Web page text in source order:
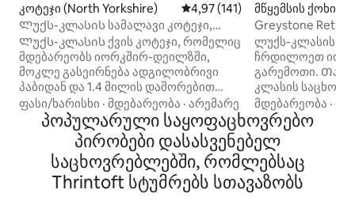
კოტეჯი (North Yorkshire) საშუალო შეფასებაა 5‑დან
4,97 (141)
Ლუქს-კლასის სამალავი კოტეჯი,
რომელიც მდებარეობს იორკშირ-
დეილსში
Ლუქს-კლასის ქვის კოტეჯი, რომელიც
მდებარეობს იორკშირ-დეილზში,
მოკლე გასეირნება ადგილობრივი
პაბიდან და 1.4 მილის დაშორებით
ბაზრის ქალაქ მაშამიდან, სამალავი
შესანიშნავი ადგილია შეშის ღუმელის
წინ მყუდროებისთვის ან ულამაზესი
სოფლის დასათვალიერებლად,
კარიდან სეირნობით. Თანამედროვე
ინტერიერი აერთიანებს თანამედროვე
დიზაინს უცნაურ ორიგინალურ
ფასი/ხარისხი · მდებარეობა · არემარე
მწყემსის ქოხი
hire)
Greystone
ლუქს-კლასის
ჩრდილოეთ
გარემოთი. Თანამედროვე ლუქს-
კლასის
და მშვიდ
ზომის საწოლსა
საშხაპეს. 7 ‑
ჰიდრომასაჟიანი
გაძლევთ,
საკუთარი ბაღის
აქ ვცხოვრობთ,
მდებარეობა ·
პოპულარული საყოფაცხოვრებო
პირობები დასასვენებელ
საცხოვრებლებში, რომლებსაც
Thrintoft სტუმრებს სთავაზობს